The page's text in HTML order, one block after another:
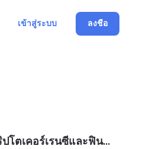
เข้าสู่ระบบ ลงชื่อ
โตเคอร์เรนซีและฟิน...